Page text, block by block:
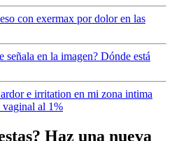
con exermax por dolor en las
señala en la imagen? Dónde está
e irritation en mi zona intima
al 1%
Haz una nueva